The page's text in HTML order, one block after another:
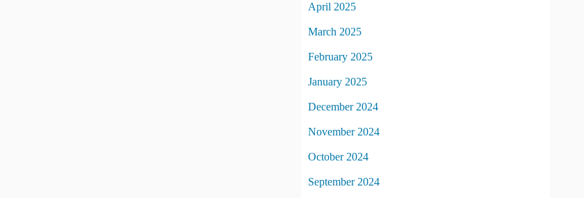
April 2025
March 2025
February 2025
January 2025
December 2024
November 2024
October 2024
September 2024